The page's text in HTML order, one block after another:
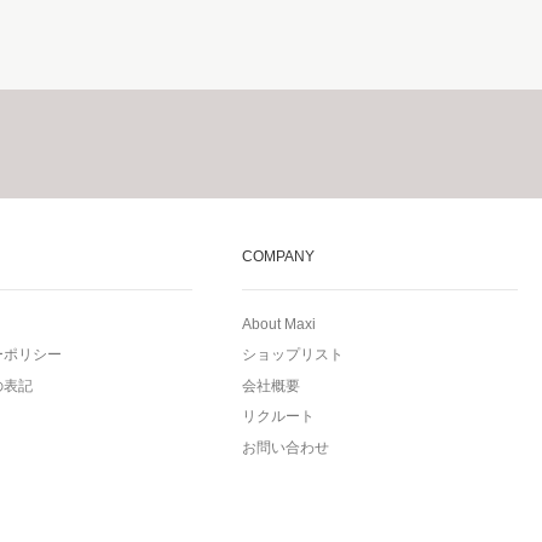
リシー
表記
COMPANY
About Maxi
ショップリスト
会社概要
リクルート
お問い合わせ